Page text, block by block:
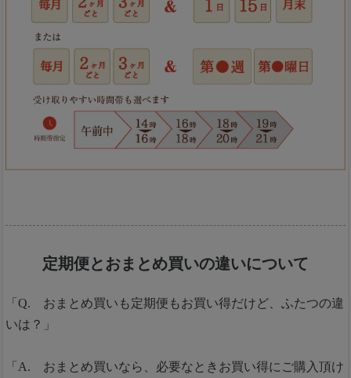
定期便とおまとめ買いの違いについて
「Q. おまとめ買いも定期便もお買い得だけど、ふたつの違
いは？」
「A. おまとめ買いなら、必要なときお買い得にご購入頂け